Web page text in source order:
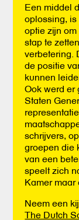
Een middel
oplossing,
optie zijn
stap te
verbetering.
de positie
kunnen
Ook werd er
Staten
schrijvers,
groepen die
van een
speelt zich
Kamer maar
Neem een
The Dutch